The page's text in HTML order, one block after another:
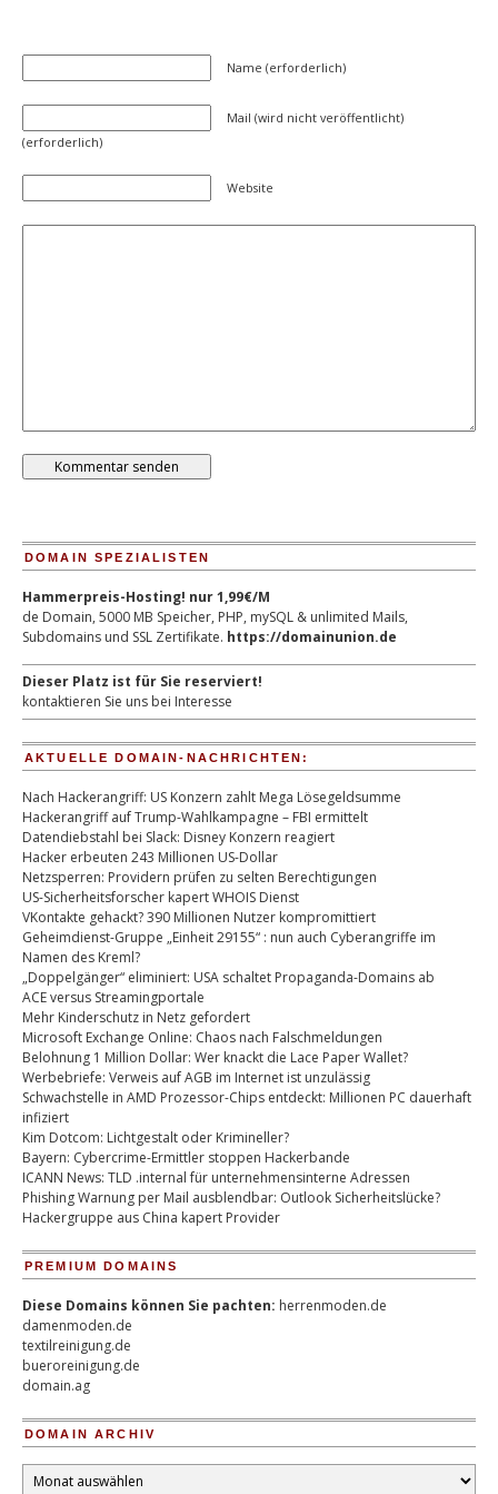
Name (erforderlich)
Mail (wird nicht veröffentlicht)
(erforderlich)
Website
DOMAIN SPEZIALISTEN
Hammerpreis-Hosting! nur 1,99€/M
de Domain, 5000 MB Speicher, PHP, mySQL & unlimited Mails,
Subdomains und SSL Zertifikate. https://domainunion.de
Dieser Platz ist für Sie reserviert!
kontaktieren Sie uns bei Interesse
AKTUELLE DOMAIN-NACHRICHTEN:
Nach Hackerangriff: US Konzern zahlt Mega Lösegeldsumme
Hackerangriff auf Trump-Wahlkampagne – FBI ermittelt
Datendiebstahl bei Slack: Disney Konzern reagiert
Hacker erbeuten 243 Millionen US-Dollar
Netzsperren: Providern prüfen zu selten Berechtigungen
US-Sicherheitsforscher kapert WHOIS Dienst
VKontakte gehackt? 390 Millionen Nutzer kompromittiert
Geheimdienst-Gruppe „Einheit 29155“ : nun auch Cyberangriffe im
Namen des Kreml?
„Doppelgänger“ eliminiert: USA schaltet Propaganda-Domains ab
ACE versus Streamingportale
Mehr Kinderschutz in Netz gefordert
Microsoft Exchange Online: Chaos nach Falschmeldungen
Belohnung 1 Million Dollar: Wer knackt die Lace Paper Wallet?
Werbebriefe: Verweis auf AGB im Internet ist unzulässig
Schwachstelle in AMD Prozessor-Chips entdeckt: Millionen PC dauerhaft
infiziert
Kim Dotcom: Lichtgestalt oder Krimineller?
Bayern: Cybercrime-Ermittler stoppen Hackerbande
ICANN News: TLD .internal für unternehmensinterne Adressen
Phishing Warnung per Mail ausblendbar: Outlook Sicherheitslücke?
Hackergruppe aus China kapert Provider
PREMIUM DOMAINS
Diese Domains können Sie pachten: herrenmoden.de
damenmoden.de
textilreinigung.de
bueroreinigung.de
domain.ag
DOMAIN ARCHIV
Domain